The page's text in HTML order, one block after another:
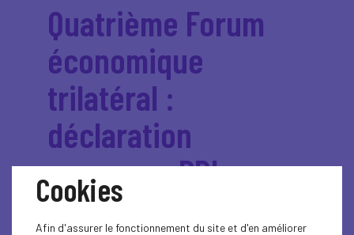
Quatrième Forum
économique
trilatéral :
déclaration
commune BDI-
Confindustria-Medef
Cookies
Afin d'assurer le fonctionnement du site et d'en améliorer